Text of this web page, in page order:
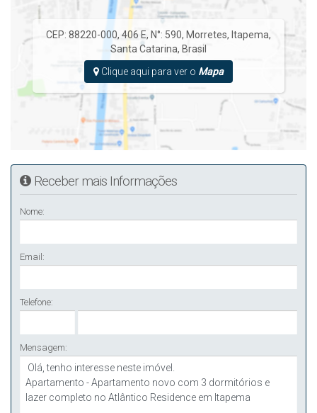
CEP: 88220-000, 406 E, N°: 590, Morretes, Itapema,
Santa Catarina, Brasil
Clique aqui para ver o Mapa
Receber mais Informações
Nome:
Email:
Telefone:
Mensagem: